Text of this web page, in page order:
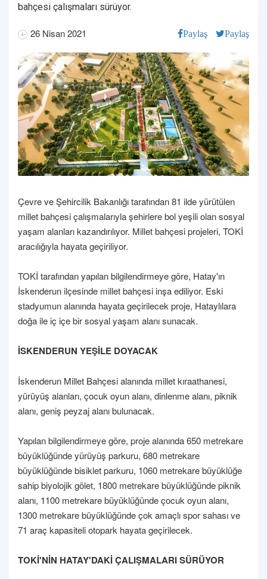
bahçesi çalışmaları sürüyor.
26 Nisan 2021 Paylaş Paylaş
Çevre ve Şehircilik Bakanlığı tarafından 81 ilde yürütülen
millet bahçesi çalışmalarıyla şehirlere bol yeşili olan sosyal
yaşam alanları kazandırılıyor. Millet bahçesi projeleri, TOKİ
aracılığıyla hayata geçiriliyor.
TOKİ tarafından yapılan bilgilendirmeye göre, Hatay'ın
İskenderun ilçesinde millet bahçesi inşa ediliyor. Eski
stadyumun alanında hayata geçirilecek proje, Hataylılara
doğa ile iç içe bir sosyal yaşam alanı sunacak.
İSKENDERUN YEŞİLE DOYACAK
İskenderun Millet Bahçesi alanında millet kıraathanesi,
yürüyüş alanları, çocuk oyun alanı, dinlenme alanı, piknik
alanı, geniş peyzaj alanı bulunacak.
Yapılan bilgilendirmeye göre, proje alanında 650 metrekare
büyüklüğünde yürüyüş parkuru, 680 metrekare
büyüklüğünde bisiklet parkuru, 1060 metrekare büyüklüğe
sahip biyolojik gölet, 1800 metrekare büyüklüğünde piknik
alanı, 1100 metrekare büyüklüğünde çocuk oyun alanı,
1300 metrekare büyüklüğünde çok amaçlı spor sahası ve
71 araç kapasiteli otopark hayata geçirilecek.
TOKİ'NİN HATAY'DAKİ ÇALIŞMALARI SÜRÜYOR